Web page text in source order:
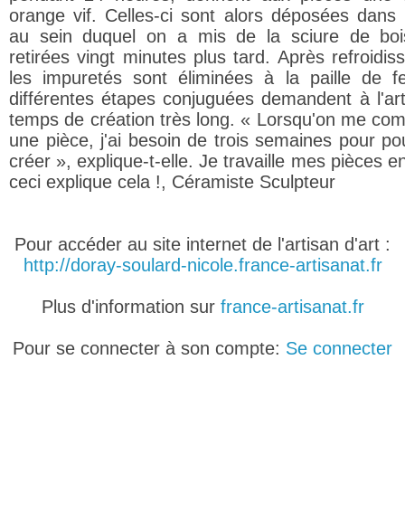
orange vif. Celles-ci sont alors déposées dans
au sein duquel on a mis de la sciure de
retirées vingt minutes plus tard. Après
les impuretés sont éliminées à la paille de
différentes étapes conjuguées demandent à
temps de création très long. « Lorsqu'on me
une pièce, j'ai besoin de trois semaines pour
créer », explique-t-elle. Je travaille mes pièces
ceci explique cela !, Céramiste Sculpteur
Pour accéder au site internet de l'artisan d'art :
http://doray-soulard-nicole.france-artisanat.fr
Plus d'information sur france-artisanat.fr
Pour se connecter à son compte: Se connecter